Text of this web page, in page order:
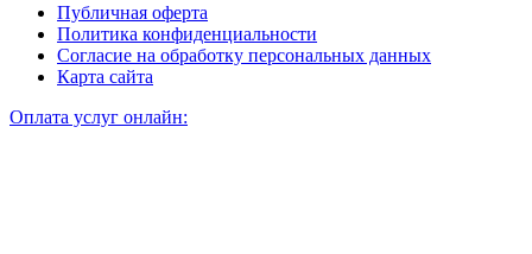
Публичная оферта
Политика конфиденциальности
Согласие на обработку персональных данных
Карта сайта
Оплата услуг онлайн: